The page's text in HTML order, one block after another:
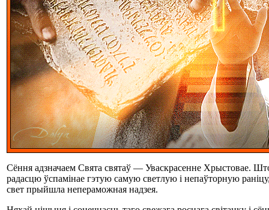
Сёння адзначаем Свята святаў — Уваскрасенне Хрыстовае.
радасцю ўспамінае гэтую самую светлую і непаўторную
свет прыйшла непераможная надзея.